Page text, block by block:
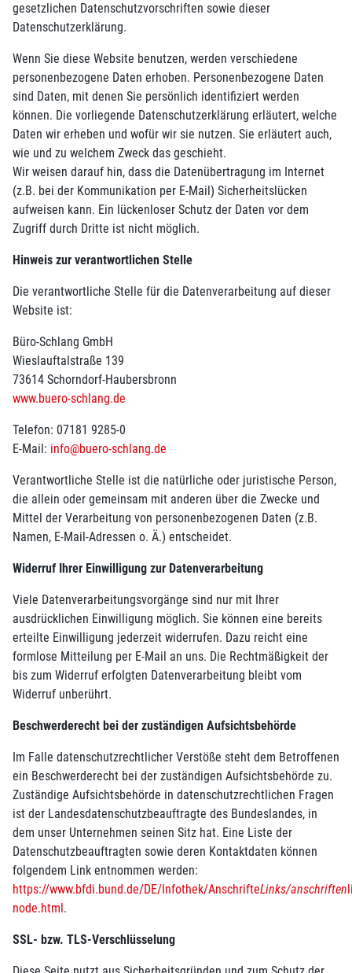
gesetzlichen Datenschutzvorschriften sowie dieser
Datenschutzerklärung.
Wenn Sie diese Website benutzen, werden verschiedene
personenbezogene Daten erhoben. Personenbezogene Daten
sind Daten, mit denen Sie persönlich identifiziert werden
können. Die vorliegende Datenschutzerklärung erläutert, welche
Daten wir erheben und wofür wir sie nutzen. Sie erläutert auch,
wie und zu welchem Zweck das geschieht.
Wir weisen darauf hin, dass die Datenübertragung im Internet
(z.B. bei der Kommunikation per E-Mail) Sicherheitslücken
aufweisen kann. Ein lückenloser Schutz der Daten vor dem
Zugriff durch Dritte ist nicht möglich.
Hinweis zur verantwortlichen Stelle
Die verantwortliche Stelle für die Datenverarbeitung auf dieser
Website ist:
Büro-Schlang GmbH
Wieslauftalstraße 139
73614 Schorndorf-Haubersbronn
www.buero-schlang.de
Telefon: 07181 9285-0
E-Mail: info@buero-schlang.de
Verantwortliche Stelle ist die natürliche oder juristische Person,
die allein oder gemeinsam mit anderen über die Zwecke und
Mittel der Verarbeitung von personenbezogenen Daten (z.B.
Namen, E-Mail-Adressen o. Ä.) entscheidet.
Widerruf Ihrer Einwilligung zur Datenverarbeitung
Viele Datenverarbeitungsvorgänge sind nur mit Ihrer
ausdrücklichen Einwilligung möglich. Sie können eine bereits
erteilte Einwilligung jederzeit widerrufen. Dazu reicht eine
formlose Mitteilung per E-Mail an uns. Die Rechtmäßigkeit der
bis zum Widerruf erfolgten Datenverarbeitung bleibt vom
Widerruf unberührt.
Beschwerderecht bei der zuständigen Aufsichtsbehörde
Im Falle datenschutzrechtlicher Verstöße steht dem Betroffenen
ein Beschwerderecht bei der zuständigen Aufsichtsbehörde zu.
Zuständige Aufsichtsbehörde in datenschutzrechtlichen Fragen
ist der Landesdatenschutzbeauftragte des Bundeslandes, in
dem unser Unternehmen seinen Sitz hat. Eine Liste der
Datenschutzbeauftragten sowie deren Kontaktdaten können
folgendem Link entnommen werden:
https://www.bfdi.bund.de/DE/Infothek/AnschrifteLinks/anschriften
node.html.
SSL- bzw. TLS-Verschlüsselung